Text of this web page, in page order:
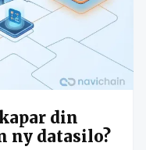
din
ny datasilo?